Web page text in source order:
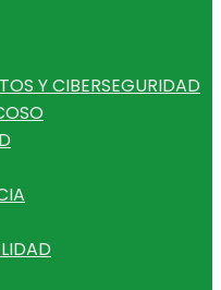
Y CIBERSEGURIDAD